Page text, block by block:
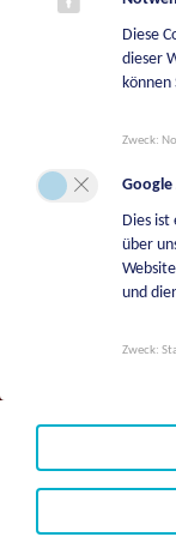
+43 664
+43 664
Diese
dieser
Zweck:
Google
Dies
über
und
Zweck: